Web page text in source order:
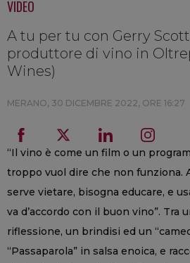
VIDEO
A tu per tu con Gerry
produttore di vino in
Wines)
MERANO, 30 DICEMBRE 2022, ORE 16:27
“Il vino è come un film o un
troppo vuol dire che non funziona.
serve vietare, bisogna educare, e
va d’accordo con il buon vino”. Tra
riflessione, un brindisi ed un
“Passaparola” in salsa enoica, e